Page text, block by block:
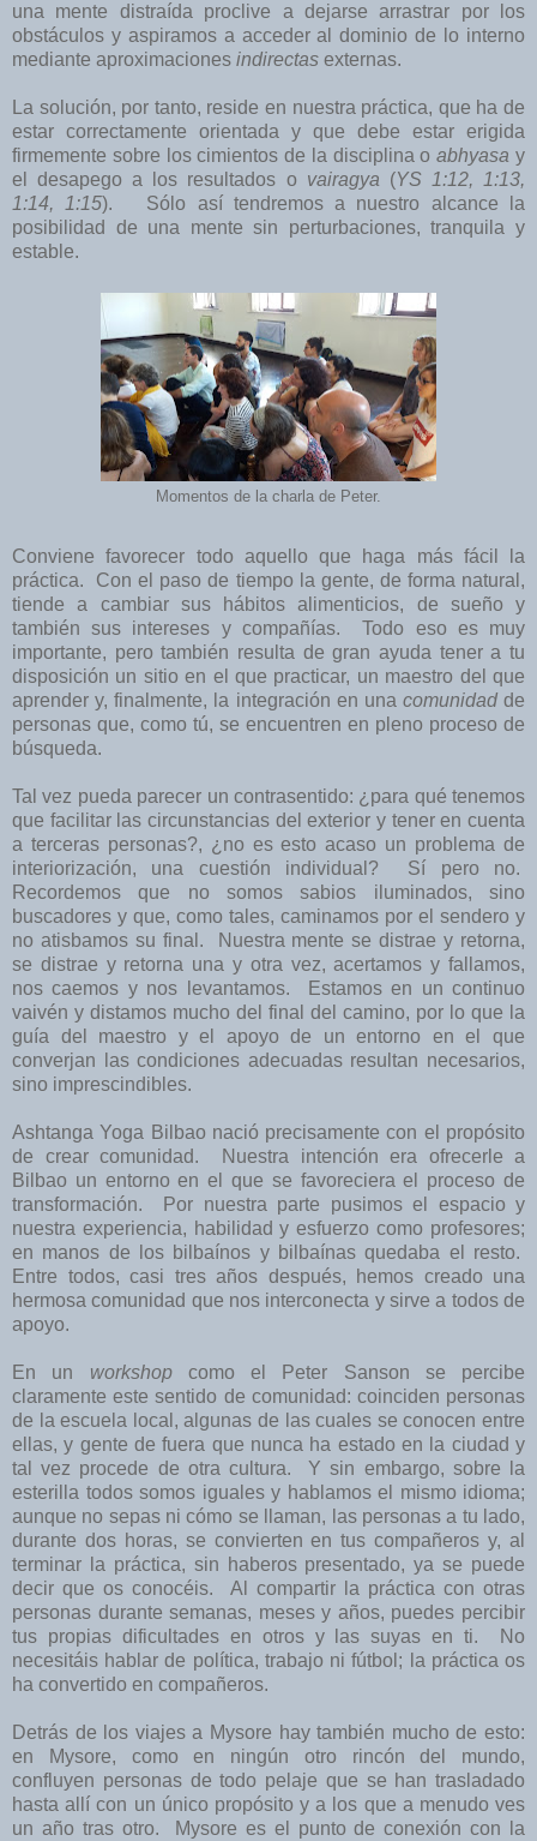
una mente distraída proclive a dejarse arrastrar por los
obstáculos y aspiramos a acceder al dominio de lo interno
mediante aproximaciones indirectas externas.
La solución, por tanto, reside en nuestra práctica, que ha de
estar correctamente orientada y que debe estar erigida
firmemente sobre los cimientos de la disciplina oabhyasa y
el desapego a los resultados o vairagya (YS 1:12, 1:13,
1:14, 1:15). Sólo así tendremos a nuestro alcance la
posibilidad de una mente sin perturbaciones, tranquila y
estable.
Momentos de la charla de Peter.
Conviene favorecer todo aquello que haga más fácil la
práctica. Con el paso de tiempo la gente, de forma natural,
tiende a cambiar sus hábitos alimenticios, de sueño y
también sus intereses y compañías. Todo eso es muy
importante, pero también resulta de gran ayuda tener a tu
disposición un sitio en el que practicar, un maestro del que
aprender y, finalmente, la integración en una comunidadde
personas que, como tú, se encuentren en pleno proceso de
búsqueda.
Tal vez pueda parecer un contrasentido: ¿para qué tenemos
que facilitar las circunstancias del exterior y tener en cuenta
a terceras personas?, ¿no es esto acaso un problema de
interiorización, una cuestión individual? Sí pero no.
Recordemos que no somos sabios iluminados, sino
buscadores y que, como tales, caminamos por el sendero y
no atisbamos su final. Nuestra mente se distrae y retorna,
se distrae y retorna una y otra vez, acertamos y fallamos,
nos caemos y nos levantamos. Estamos en un continuo
vaivén y distamos mucho del final del camino, por lo que la
guía del maestro y el apoyo de un entorno en el que
converjan las condiciones adecuadas resultan necesarios,
sino imprescindibles.
Ashtanga Yoga Bilbao nació precisamente con el propósito
de crear comunidad. Nuestra intención era ofrecerle a
Bilbao un entorno en el que se favoreciera el proceso de
transformación. Por nuestra parte pusimos el espacio y
nuestra experiencia, habilidad y esfuerzo como profesores;
en manos de los bilbaínos y bilbaínas quedaba el resto.
Entre todos, casi tres años después, hemos creado una
hermosa comunidad que nos interconecta y sirve a todos de
apoyo.
En un workshopcomo el Peter Sanson se percibe
claramente este sentido de comunidad: coinciden personas
de la escuela local, algunas de las cuales se conocen entre
ellas, y gente de fuera que nunca ha estado en la ciudad y
tal vez procede de otra cultura. Y sin embargo, sobre la
esterilla todos somos iguales y hablamos el mismo idioma;
aunque no sepas ni cómo se llaman, las personas a tu lado,
durante dos horas, se convierten en tus compañeros y, al
terminar la práctica, sin haberos presentado, ya se puede
decir que os conocéis. Al compartir la práctica con otras
personas durante semanas, meses y años, puedes percibir
tus propias dificultades en otros y las suyas en ti. No
necesitáis hablar de política, trabajo ni fútbol; la práctica os
ha convertido en compañeros.
Detrás de los viajes a Mysore hay también mucho de esto:
en Mysore, como en ningún otro rincón del mundo,
confluyen personas de todo pelaje que se han trasladado
hasta allí con un único propósito y a los que a menudo ves
un año tras otro. Mysore es el punto de conexión con la